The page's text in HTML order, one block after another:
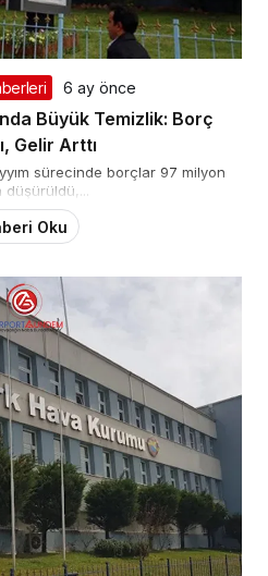
6 ay önce
Büyük Temizlik: Borç
Gelir Arttı
sürecinde borçlar 97 milyon
düşürüldü,...
Oku